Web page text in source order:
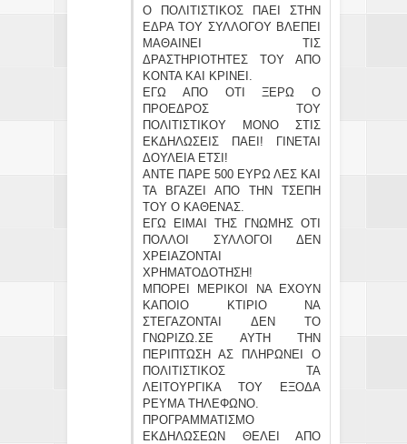
Ο ΠΟΛΙΤΙΣΤΙΚΟΣ ΠΑΕΙ ΣΤΗΝ
ΕΔΡΑ ΤΟΥ ΣΥΛΛΟΓΟΥ ΒΛΕΠΕΙ
ΜΑΘΑΙΝΕΙ ΤΙΣ
ΔΡΑΣΤΗΡΙΟΤΗΤΕΣ ΤΟΥ ΑΠΟ
ΚΟΝΤΑ ΚΑΙ ΚΡΙΝΕΙ.
ΕΓΩ ΑΠΟ ΟΤΙ ΞΕΡΩ Ο
ΠΡΟΕΔΡΟΣ ΤΟΥ
ΠΟΛΙΤΙΣΤΙΚΟΥ ΜΟΝΟ ΣΤΙΣ
ΕΚΔΗΛΩΣΕΙΣ ΠΑΕΙ! ΓΙΝΕΤΑΙ
ΔΟΥΛΕΙΑ ΕΤΣΙ!
ΑΝΤΕ ΠΑΡΕ 500 ΕΥΡΩ ΛΕΣ ΚΑΙ
ΤΑ ΒΓΑΖΕΙ ΑΠΟ ΤΗΝ ΤΣΕΠΗ
ΤΟΥ Ο ΚΑΘΕΝΑΣ.
ΕΓΩ ΕΙΜΑΙ ΤΗΣ ΓΝΩΜΗΣ ΟΤΙ
ΠΟΛΛΟΙ ΣΥΛΛΟΓΟΙ ΔΕΝ
ΧΡΕΙΑΖΟΝΤΑΙ
ΧΡΗΜΑΤΟΔΟΤΗΣΗ!
ΜΠΟΡΕΙ ΜΕΡΙΚΟΙ ΝΑ ΕΧΟΥΝ
ΚΑΠΟΙΟ ΚΤΙΡΙΟ ΝΑ
ΣΤΕΓΑΖΟΝΤΑΙ ΔΕΝ ΤΟ
ΓΝΩΡΙΖΩ.ΣΕ ΑΥΤΗ ΤΗΝ
ΠΕΡΙΠΤΩΣΗ ΑΣ ΠΛΗΡΩΝΕΙ Ο
ΠΟΛΙΤΙΣΤΙΚΟΣ ΤΑ
ΛΕΙΤΟΥΡΓΙΚΑ ΤΟΥ ΕΞΟΔΑ
ΡΕΥΜΑ ΤΗΛΕΦΩΝΟ.
ΠΡΟΓΡΑΜΜΑΤΙΣΜΟ
ΕΚΔΗΛΩΣΕΩΝ ΘΕΛΕΙ ΑΠΟ